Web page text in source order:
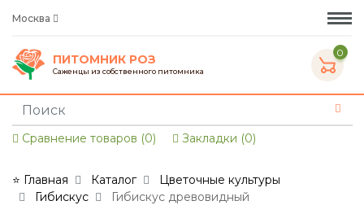
Москва
ПИТОМНИК РОЗ
Саженцы из собственного питомника
0
Сравнение товаров (0) Закладки (0)
⭐ Главная Каталог
Цветочные культуры
Гибискус
Гибискус древовидный